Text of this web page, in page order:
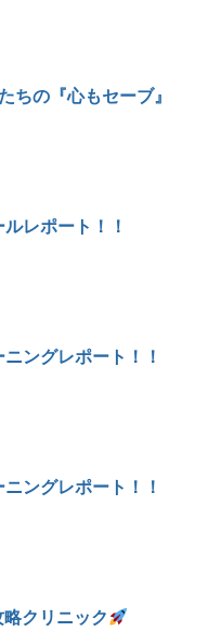
たちの『心もセーブ』
レポート！！
ングレポート！！
ングレポート！！
クリニック